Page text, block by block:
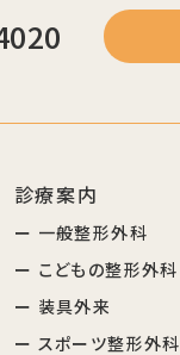
診療案内
ー 一般整形外科
ー こどもの整形外科
ー 装具外来
ー スポーツ整形外科